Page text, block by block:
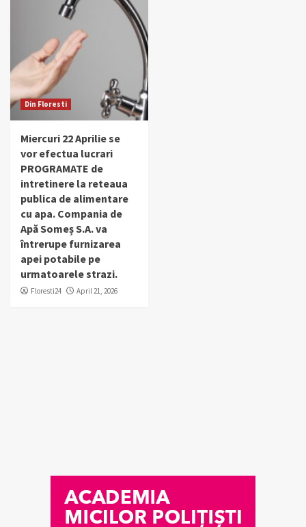
Din Floresti
Miercuri 22 Aprilie se
vor efectua lucrari
PROGRAMATE de
intretinere la reteaua
publica de alimentare
cu apa. Compania de
Apă Someș S.A. va
întrerupe furnizarea
apei potabile pe
urmatoarele strazi.
Floresti24 April 21, 2026